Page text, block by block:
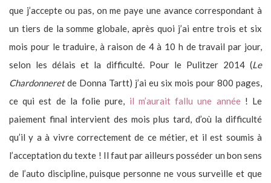
que j’accepte ou pas, on me paye une avance correspondant à
un tiers de la somme globale, après quoi j’ai entre trois et six
mois pour le traduire, à raison de 4 à 10 h de travail par jour,
selon les délais et la difficulté. Pour le Pulitzer 2014 (Le
Chardonneretde Donna Tartt) j’ai eu six mois pour 800 pages,
ce qui est de la folie pure, il m’aurait fallu une année! Le
paiement final intervient des mois plus tard, d’où la difficulté
qu’il y a à vivre correctement de ce métier, et il est soumis à
l’acceptation du texte ! Il faut par ailleurs posséder un bon sens
de l’auto discipline, puisque personne ne vous surveille et que